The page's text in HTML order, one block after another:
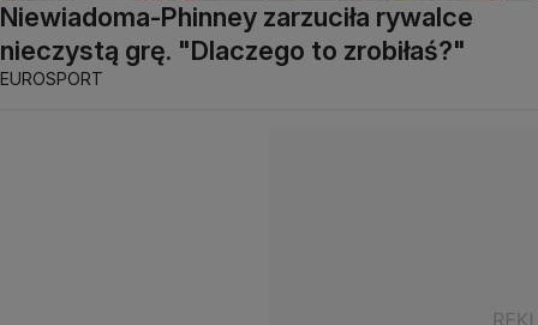
Niewiadoma-Phinney zarzuciła rywalce
nieczystą grę. "Dlaczego to zrobiłaś?"
EUROSPORT